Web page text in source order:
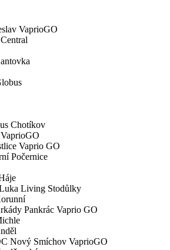
VaprioGO
Chotíkov
Vaprio GO
Počernice
Living Stodůlky
Pankrác Vaprio GO
Nový Smíchov VaprioGO